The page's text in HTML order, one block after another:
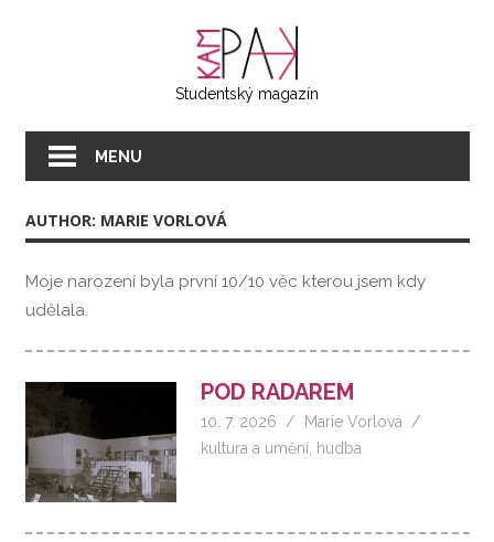
Studentský magazín
MENU
AUTHOR: MARIE VORLOVÁ
Moje narození byla první 10/10 věc kterou jsem kdy
udělala.
POD RADAREM
10. 7. 2026
Marie Vorlová
kultura a umění hudba